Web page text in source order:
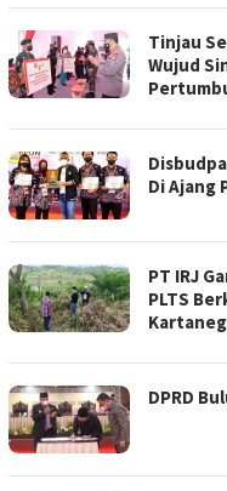
Tinjau
Wujud
Di Ajang
PT IRJ
PLTS
DPRD